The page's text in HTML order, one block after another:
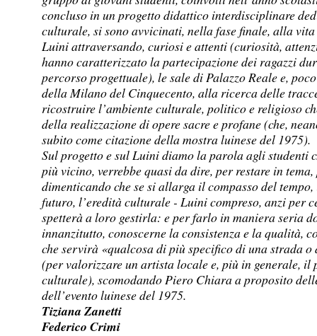
concluso in un progetto didattico interdisciplinare
culturale, si sono avvicinati, nella fase finale, alla vita
Luini attraversando, curiosi e attenti (curiosità,
hanno caratterizzato la partecipazione dei ragazzi
percorso progettuale), le sale di Palazzo Reale e,
della Milano del Cinquecento, alla ricerca delle
ricostruire l’ambiente culturale, politico e religioso
della realizzazione di opere sacre e profane (che,
subito come citazione della mostra luinese del 1975).
Sul progetto e sul Luini diamo la parola agli studenti
più vicino, verrebbe quasi da dire, per restare in
dimenticando che se si allarga il compasso del
futuro, l’eredità culturale - Luini compreso, anzi per
spetterà a loro gestirla: e per farlo in maniera seria
innanzitutto, conoscerne la consistenza e la qualità,
che servirà «qualcosa di più specifico di una strada o
(per valorizzare un artista locale e, più in generale, il
culturale), scomodando Piero Chiara a proposito
dell’evento luinese del 1975.
Tiziana Zanetti
Federico Crimi